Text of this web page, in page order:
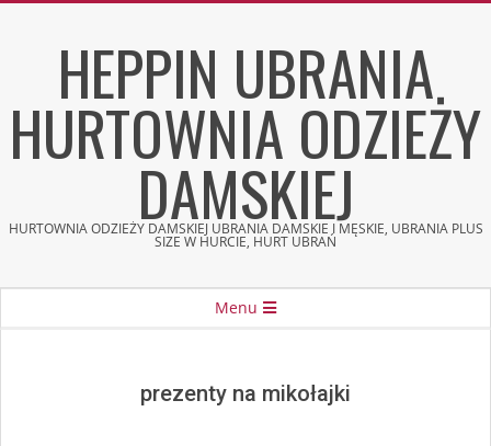
HEPPIN UBRANIA
HURTOWNIA ODZIEŻY
DAMSKIEJ
HURTOWNIA ODZIEŻY DAMSKIEJ UBRANIA DAMSKIE I MĘSKIE, UBRANIA PLUS
SIZE W HURCIE, HURT UBRAŃ
Menu
prezenty na mikołajki